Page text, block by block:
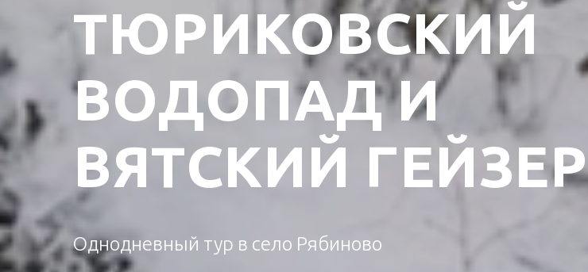
ТЮРИКОВСКИЙ
ВОДОПАД И
ВЯТСКИЙ ГЕЙЗЕР
Однодневный тур в село Рябиново